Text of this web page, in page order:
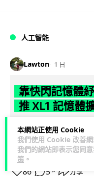
本網站正使用 Cookie
我們使用 Cookie 改善
我們的網站即表示您同
策 。
人工智能
Lawton 1 日
靠快閃記憶體
推 XL1 記憶體
KIOXIA 發表全新記憶體
憶體 XL-FLASH 與 CXL
方... 閱讀全文
86 5 ↗ 分享